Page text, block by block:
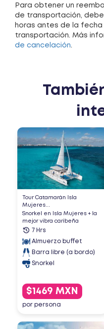
Para obtener un
de transportación,
horas antes de la
transportación. Más
de cancelación.
Tour Catamarán Isla
Mujeres...
Snorkel en Isla Mujeres + la
mejor vibra caribeña
7 Hrs
Almuerzo buffet
Barra libre (a bordo)
Snorkel
$1469 MXN
por persona